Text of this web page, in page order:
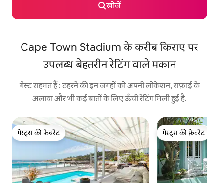
खोजें
Cape Town Stadium के करीब किराए पर
उपलब्ध बेहतरीन रेटिंग वाले मकान
गेस्ट सहमत हैं : ठहरने की इन जगहों को अपनी लोकेशन, सफ़ाई के
अलावा और भी कई बातों के लिए ऊँची रेटिंग मिली हुई है.
गेस्ट्स की फ़ेवरेट
गेस्ट्स की फ़ेवरेट
गेस्ट्स की फ़ेवरेट
गेस्ट्स की फ़ेवरेट